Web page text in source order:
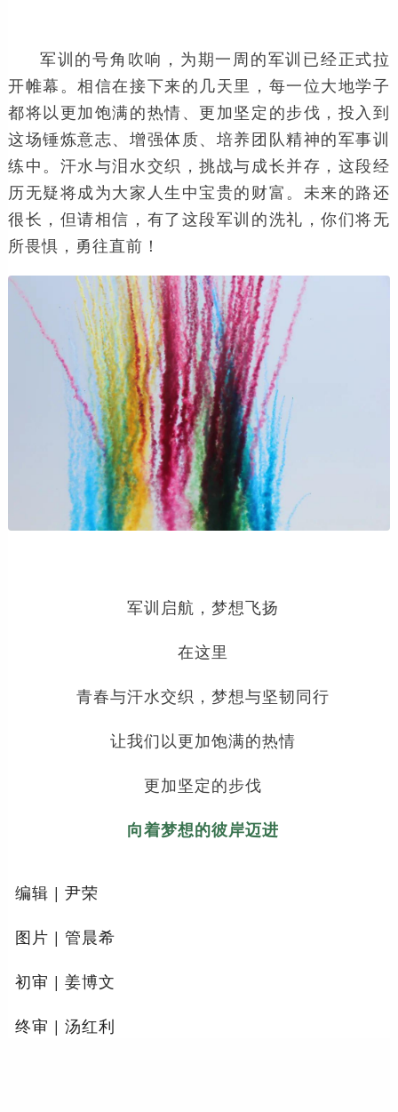
军训的号角吹响，为期一周的军训已经正式拉
开帷幕。相信在接下来的几天里，每一位大地学子
都将以更加饱满的热情、更加坚定的步伐，投入到
这场锤炼意志、增强体质、培养团队精神的军事训
练中。汗水与泪水交织，挑战与成长并存，这段经
历无疑将成为大家人生中宝贵的财富。未来的路还
很长，但请相信，有了这段军训的洗礼，你们将无
所畏惧，勇往直前！
军训启航，梦想飞扬
在这里
青春与汗水交织，梦想与坚韧同行
让我们以更加饱满的热情
更加坚定的步伐
向着梦想的彼岸迈进
编辑 | 尹荣
图片 | 管晨希
初审 | 姜博文
终审 | 汤红利